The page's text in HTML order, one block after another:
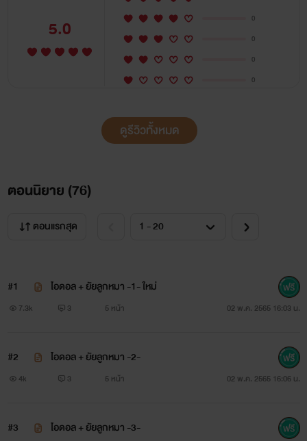
5.0
0
0
0
0
ดูรีวิวทั้งหมด
ตอนนิยาย (76)
ตอนแรกสุด
#1 ไอดอล + ยัยลูกหมา -1- ใหม่
7.3k 3 5 หน้า 02 พ.ค. 2565 16:03 น.
#2 ไอดอล + ยัยลูกหมา -2-
4k 3 5 หน้า 02 พ.ค. 2565 16:06 น.
#3 ไอดอล + ยัยลูกหมา -3-